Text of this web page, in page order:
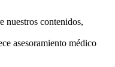
nuestros contenidos,
asesoramiento médico